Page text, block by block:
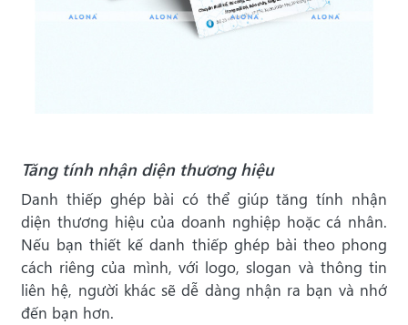
Tăng tính nhận diện thương hiệu
Danh thiếp ghép bài có thể giúp tăng tính nhận
diện thương hiệu của doanh nghiệp hoặc cá nhân.
Nếu bạn thiết kế danh thiếp ghép bài theo phong
cách riêng của mình, với logo, slogan và thông tin
liên hệ, người khác sẽ dễ dàng nhận ra bạn và nhớ
đến bạn hơn.